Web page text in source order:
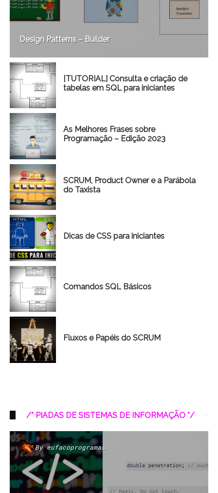
Design Patterns – Builder
[TUTORIAL] Consulta e criação de
tabelas em SQL para iniciantes
As Melhores Frases sobre
Programação – Edição 2023
SCRUM, Product Owner e a Parábola
do Taxista
Dicas de CSS para iniciantes
Comandos SQL Básicos
Fluxos e Papéis do SCRUM
/* PIADAS DE SISTEMAS DE INFORMAÇÃO */
Byeufacoprogramas